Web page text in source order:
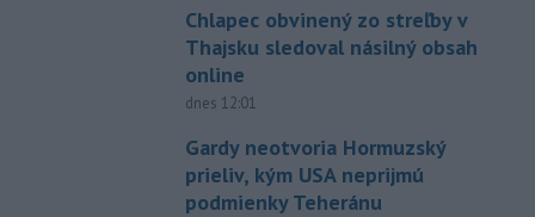
Chlapec obvinený zo streľby v
Thajsku sledoval násilný obsah
online
dnes 12:01
Gardy neotvoria Hormuzský
prieliv, kým USA neprijmú
podmienky Teheránu